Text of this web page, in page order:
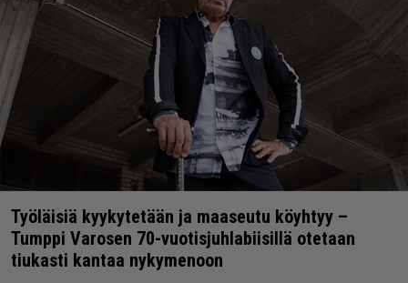
Työläisiä kyykytetään ja maaseutu köyhtyy –
Tumppi Varosen 70-vuotisjuhlabiisillä otetaan
tiukasti kantaa nykymenoon